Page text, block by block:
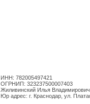
ИНН: 782005497421
ОГРНИП: 323237500007403
Жиливинский Илья
Юр адрес: г. Краснодар, ул.